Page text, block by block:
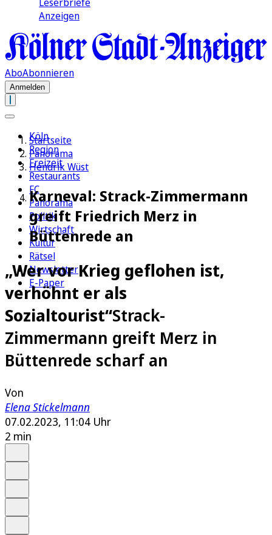
Anzeigen
AboAbonnieren
Anmelden
Köln
Region
Freizeit
Restaurants
FC
Panorama
Politik
Wirtschaft
Kultur
Rätsel
Newsletter
E-Paper
Startseite
Panorama
Hendrik Wüst
Karneval: Strack-Zimmermann
greift Friedrich Merz in
Büttenrede an
„Wer vor Krieg geflohen ist,
verhöhnt er als
Sozialtourist“Strack-
Zimmermann greift Merz in
Büttenrede scharf an
Von
Elena Stickelmann
07.02.2023, 11:04 Uhr
2 min